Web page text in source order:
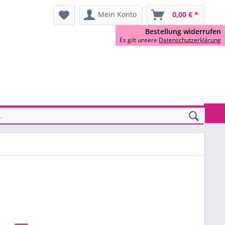
Mein Konto 0,00 € *
Bestellung widerrufen
Es gilt unsere Datenschutzerklärung